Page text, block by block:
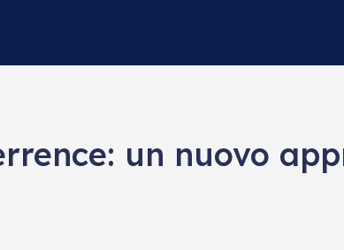
un nuovo